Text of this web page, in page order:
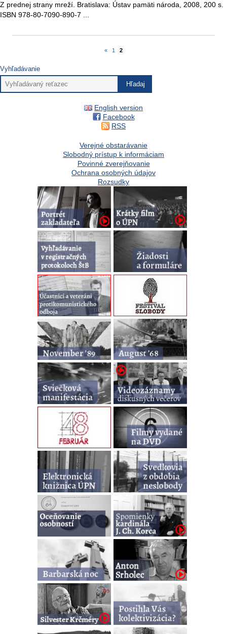
Z prednej strany mreží. Bratislava: Ústav pamäti národa, 2008, 200 s.
ISBN 978-80-7090-890-7 ...
« 1 2
Vyhľadávanie
English version
Facebook
RSS
Verejné obstarávanie
Slobodný prístup k informáciam
Povinné zverejňovanie
Ochrana osobných údajov
Rozsudky